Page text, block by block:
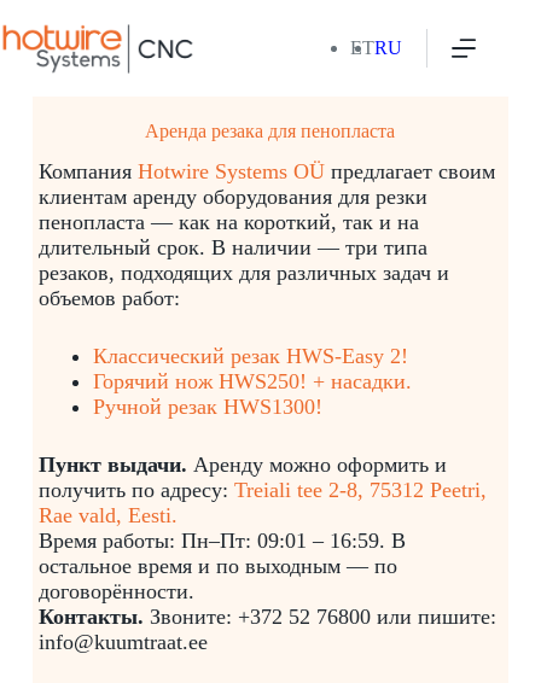
ETRU
Аренда резака для пенопласта
КомпанияHotwire Systems OÜпредлагает своим
клиентам аренду оборудования для резки
пенопласта — как на короткий, так и на
длительный срок. В наличии — три типа
резаков, подходящих для различных задач и
объемов работ:
Классический резак HWS-Easy 2!
Горячий нож HWS250! + насадки.
Ручной резак HWS1300!
Пункт выдачи. Аренду можно оформить и
получить по адресу: Treiali tee 2-8, 75312 Peetri,
Rae vald, Eesti.
Время работы: Пн–Пт: 09:01 – 16:59. В
остальное время и по выходным — по
договорённости.
Контакты. Звоните: +372 52 76800 или пишите:
info@kuumtraat.ee